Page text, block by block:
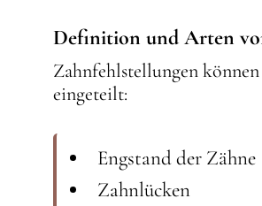
Definition und Arten
Zahnfehlstellungen
eingeteilt:
Engstand der Zähne
Zahnlücken